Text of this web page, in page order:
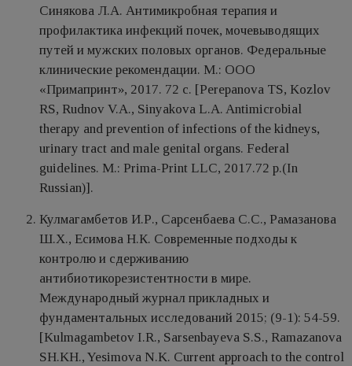
Синякова Л.А. Антимикробная терапия и
профилактика инфекций почек, мочевыводящих
путей и мужских половых органов. Федеральные
клинические рекомендации. М.: ООО
«Примапринт», 2017. 72 с. [Perepanova TS, Kozlov
RS, Rudnov V.A., Sinyakova L.A. Antimicrobial
therapy and prevention of infections of the kidneys,
urinary tract and male genital organs. Federal
guidelines. M.: Prima-Print LLC, 2017.72 p.(In
Russian)].
Кулмагамбетов И.Р., Сарсенбаева С.С., Рамазанова
Ш.Х., Есимова Н.К. Современные подходы к
контролю и сдерживанию
антибиотикорезистентности в мире.
Международный журнал прикладных и
фундаментальных исследований 2015; (9-1): 54-59.
[Kulmagambetov I.R., Sarsenbayeva S.S., Ramazanova
SH.KH., Yesimova N.K. Сurrent approach to the control